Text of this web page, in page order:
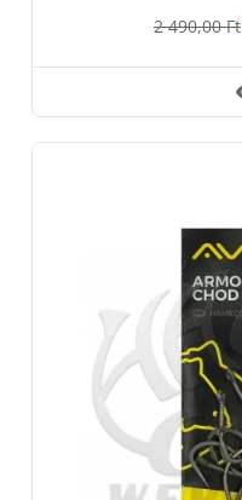
2 490,00 Ft